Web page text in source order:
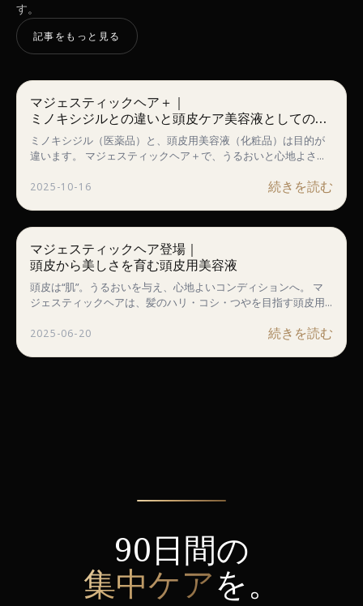
す。
記事をもっと見る
マジェスティックヘア＋｜
ミノキシジルとの違いと頭皮ケア美容液としての可
能性
ミノキシジル（医薬品）と、頭皮用美容液（化粧品）は目的が
違います。 マジェスティックヘア＋で、うるおいと心地よさに
2025-10-16
続きを読む
マジェスティックヘア登場｜
頭皮から美しさを育む頭皮用美容液
頭皮は“肌”。うるおいを与え、心地よいコンディションへ。 マ
ジェスティックヘアは、髪のハリ・コシ・つやを目指す頭皮用
2025-06-20
続きを読む
90日間の
集中ケアを。